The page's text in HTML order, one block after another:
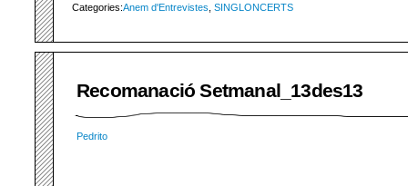
Categories:Anem d'Entrevistes SINGLONCERTS
Recomanació Setmanal_13des13
Pedrito